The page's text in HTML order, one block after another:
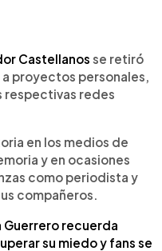
Castellanos se retiró
proyectos personales,
respectivas redes
en los medios de
y en ocasiones
como periodista y
compañeros.
Guerrero recuerda
su miedo y fans se